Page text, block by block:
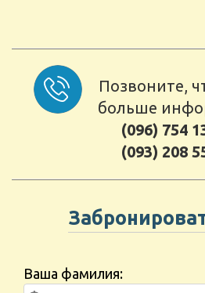
Позвоните,
больше
(096) 754
(093) 208
Ваша фамилия: